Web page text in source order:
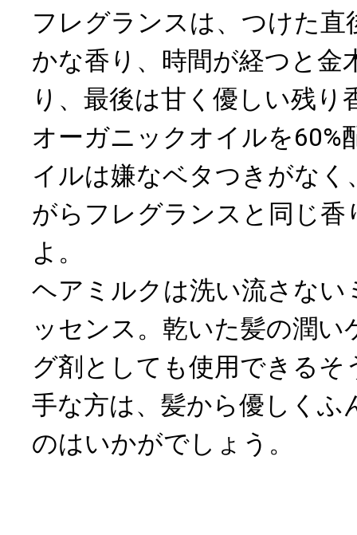
フレグランスは、つけた直
かな香り、時間が経つと金
り、最後は甘く優しい残り
オーガニックオイルを60%
イルは嫌なベタつきがなく
がらフレグランスと同じ香
よ。
ヘアミルクは洗い流さない
ッセンス。乾いた髪の潤
グ剤としても使用できるそ
手な方は、髪から優しくふ
のはいかがでしょう。